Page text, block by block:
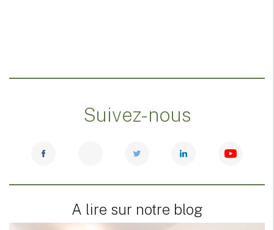
Suivez-nous
A lire sur notre blog